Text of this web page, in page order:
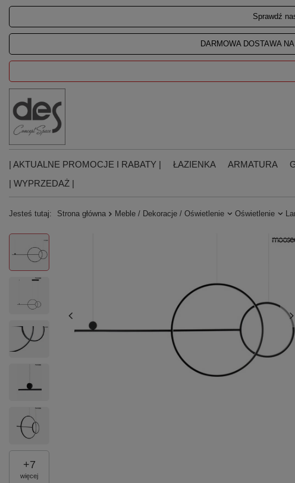
Sprawdź
DARMOWA DOSTAWA
| AKTUALNE PROMOCJE I RABATY | ŁAZIENKA ARMATURA
| WYPRZEDAŻ |
Jesteś tutaj: Strona główna Meble / Dekoracje / Oświetlenie Oświetlenie
+7
więcej